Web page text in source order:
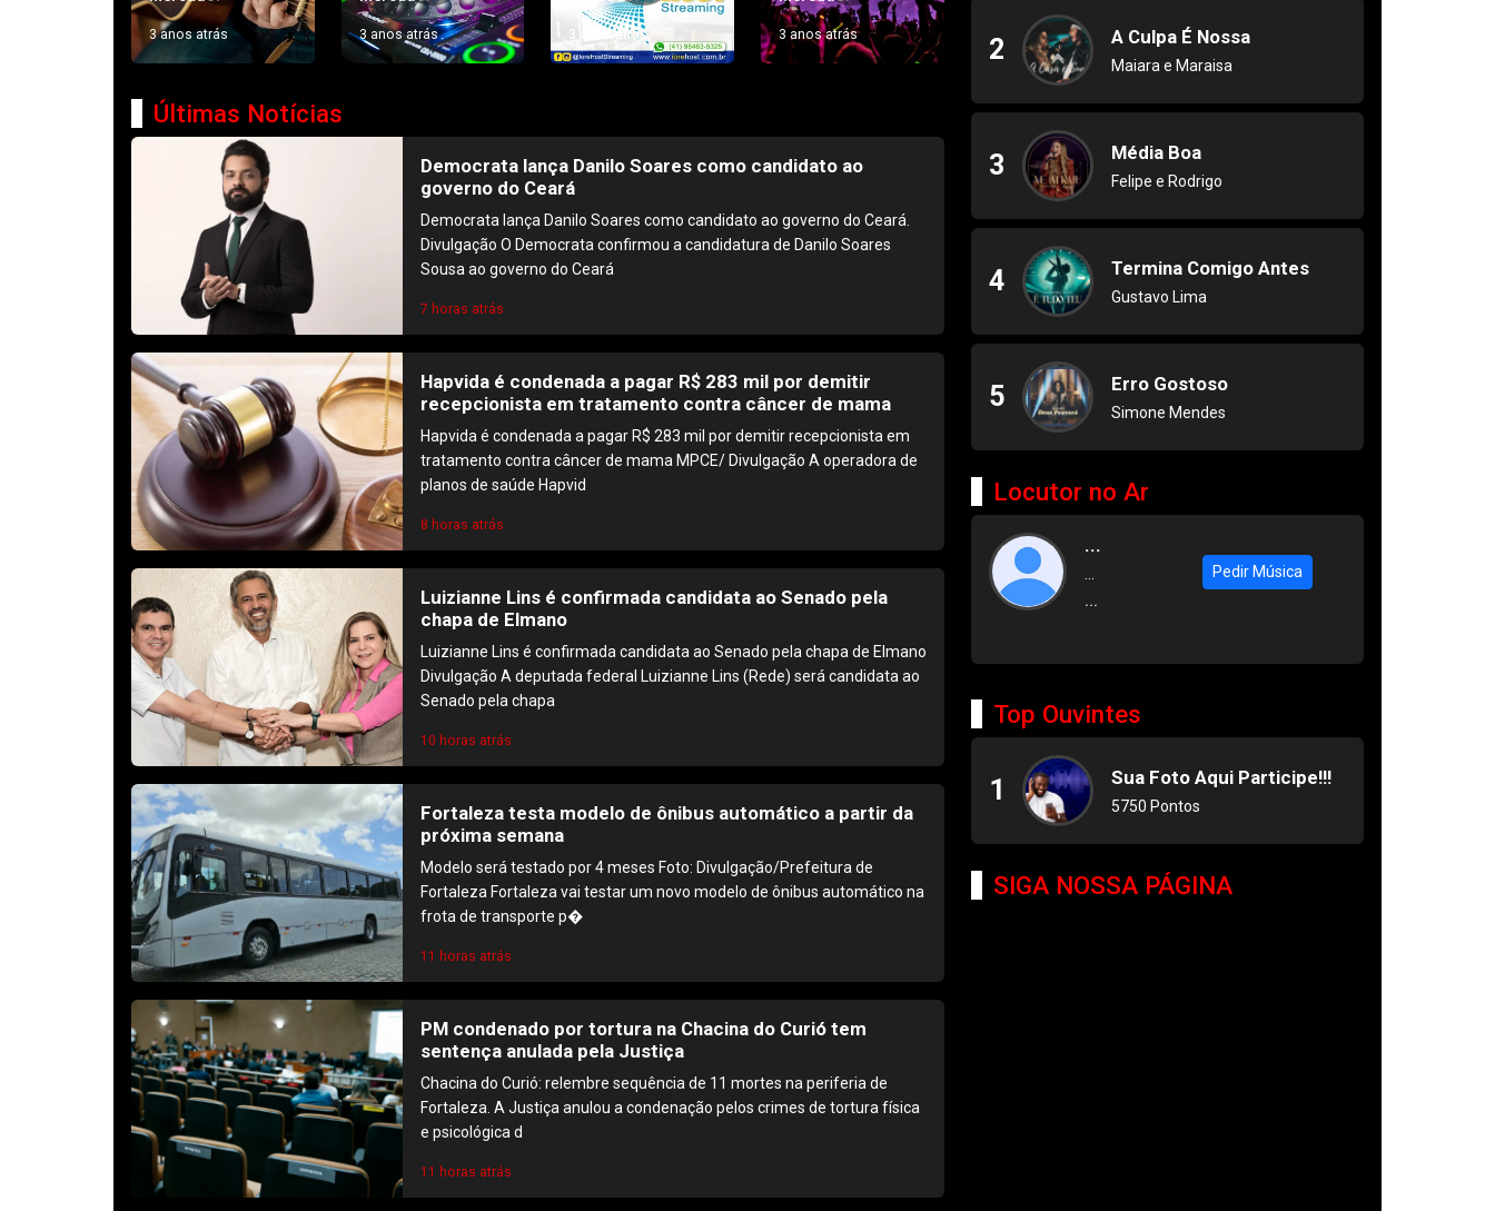
3 anos atrás 3 anos atrás 3 anos atrás 3 anos atrás
Últimas Notícias
Democrata lança Danilo Soares como candidato ao
governo do Ceará
Democrata lança Danilo Soares como candidato ao governo do Ceará.
Divulgação O Democrata confirmou a candidatura de Danilo Soares
Sousa ao governo do Ceará
7 horas atrás
Hapvida é condenada a pagar R$ 283 mil por demitir
recepcionista em tratamento contra câncer de mama
Hapvida é condenada a pagar R$ 283 mil por demitir recepcionista em
tratamento contra câncer de mama MPCE/ Divulgação A operadora de
planos de saúde Hapvid
8 horas atrás
Luizianne Lins é confirmada candidata ao Senado pela
chapa de Elmano
Luizianne Lins é confirmada candidata ao Senado pela chapa de Elmano
Divulgação A deputada federal Luizianne Lins (Rede) será candidata ao
Senado pela chapa
10 horas atrás
Fortaleza testa modelo de ônibus automático a partir da
próxima semana
Modelo será testado por 4 meses Foto: Divulgação/Prefeitura de
Fortaleza Fortaleza vai testar um novo modelo de ônibus automático na
frota de transporte p�
11 horas atrás
PM condenado por tortura na Chacina do Curió tem
sentença anulada pela Justiça
Chacina do Curió: relembre sequência de 11 mortes na periferia de
Fortaleza. A Justiça anulou a condenação pelos crimes de tortura física
e psicológica d
11 horas atrás
2 A Culpa É Nossa
Maiara e Maraisa
3 Média Boa
Felipe e Rodrigo
4 Termina Comigo Antes
Gustavo Lima
5 Erro Gostoso
Simone Mendes
Locutor no Ar
...
...
...
Pedir Música
Top Ouvintes
1 Sua Foto Aqui Participe!!!
5750 Pontos
SIGA NOSSA PÁGINA